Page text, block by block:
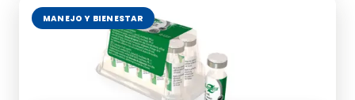
Fuente: oviespana.com, mapa.gob.es
MANEJO Y BIENESTAR